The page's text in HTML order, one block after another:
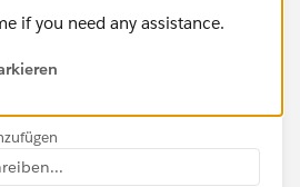
if you need any assistance.